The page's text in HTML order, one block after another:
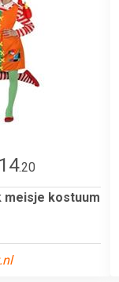
.20
kostuum